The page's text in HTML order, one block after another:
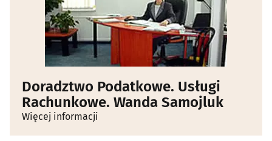
Doradztwo Podatkowe. Usługi
Rachunkowe. Wanda Samojluk
Więcej informacji